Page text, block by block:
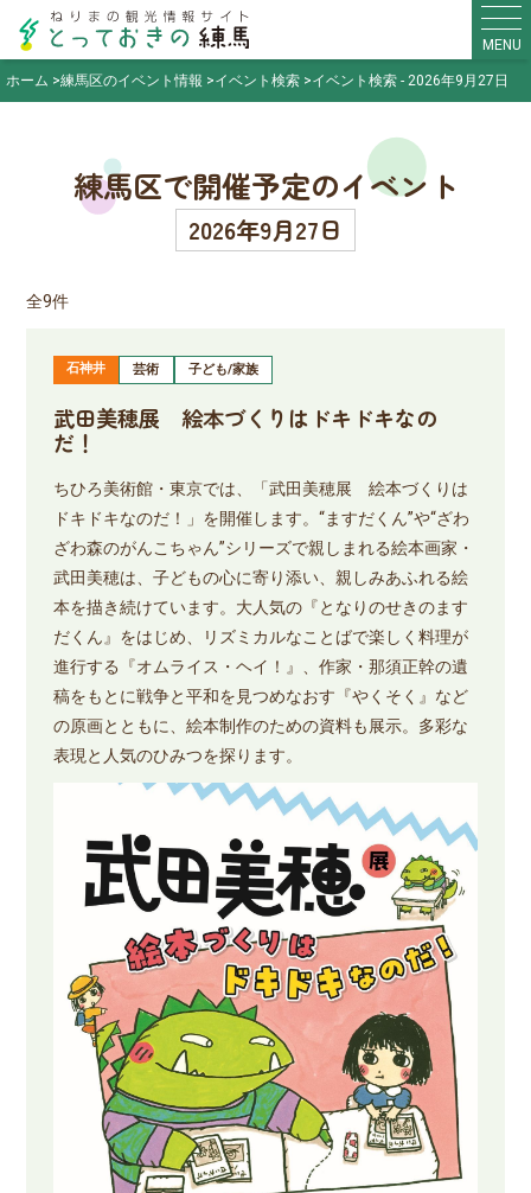
MENU
ホーム
練馬区のイベント情報 イベント検索 イベント検索 - 2026年9月27日
練馬区で開催予定のイベント
2026年9月27日
全9件
石神井 芸術 子ども/家族
武田美穂展 絵本づくりはドキドキなの
だ！
ちひろ美術館・東京では、「武田美穂展 絵本づくりは
ドキドキなのだ！」を開催します。“ますだくん”や“ざわ
ざわ森のがんこちゃん”シリーズで親しまれる絵本画家・
武田美穂は、子どもの心に寄り添い、親しみあふれる絵
本を描き続けています。大人気の『となりのせきのます
だくん』をはじめ、リズミカルなことばで楽しく料理が
進行する『オムライス・ヘイ！』、作家・那須正幹の遺
稿をもとに戦争と平和を見つめなおす『やくそく』など
の原画とともに、絵本制作のための資料も展示。多彩な
表現と人気のひみつを探ります。